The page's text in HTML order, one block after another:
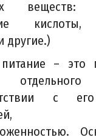
веществ:
другие.)
– это
с его